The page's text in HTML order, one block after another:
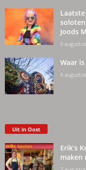
Joods
6
Waar
6
Uit in Oost
Erik’s
maken